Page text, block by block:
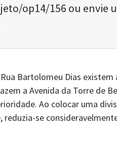
op14/156 ou envie
Bartolomeu Dias
a Avenida da Torre de
Ao colocar uma
se